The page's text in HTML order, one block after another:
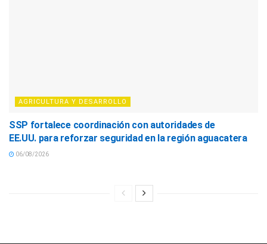
AGRICULTURA Y DESARROLLO
SSP fortalece coordinación con autoridades de
EE.UU. para reforzar seguridad en la región aguacatera
06/08/2026